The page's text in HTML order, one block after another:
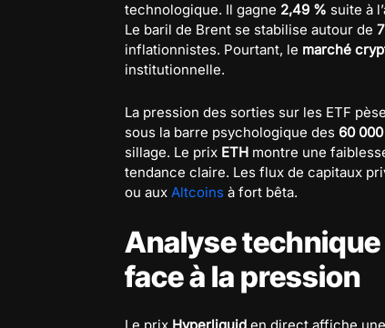
technologique. Il gagne 2,49 % suite à
Le baril de Brent se stabilise autour de
inflationnistes. Pourtant, le marché
institutionnelle.
La pression des sorties sur les ETF
sous la barre psychologique des 60
sillage. Le prix ETH montre une
tendance claire. Les flux de capitaux
ou aux Altcoins à fort bêta.
Analyse
face à la pression